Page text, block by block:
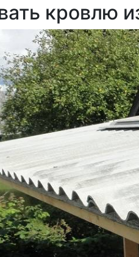
кровлю